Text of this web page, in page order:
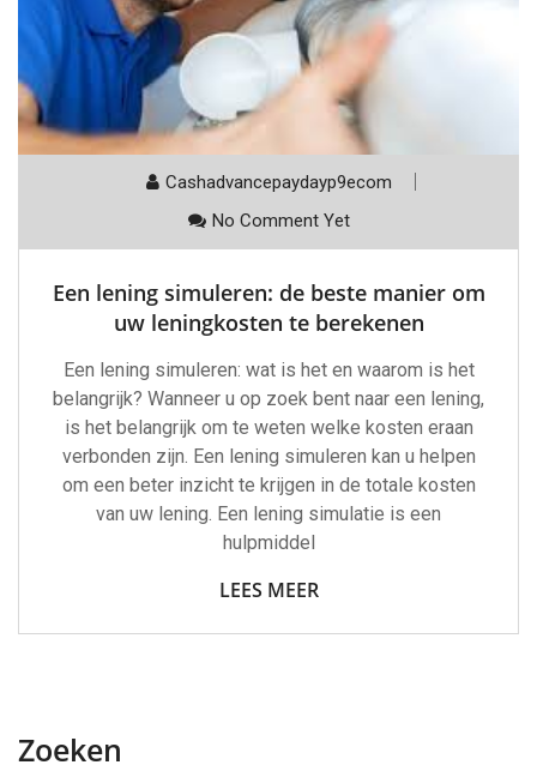
Cashadvancepaydayp9ecom
No Comment Yet
Een lening simuleren: de beste manier om
uw leningkosten te berekenen
Een lening simuleren: wat is het en waarom is het
belangrijk? Wanneer u op zoek bent naar een lening,
is het belangrijk om te weten welke kosten eraan
verbonden zijn. Een lening simuleren kan u helpen
om een beter inzicht te krijgen in de totale kosten
van uw lening. Een lening simulatie is een
hulpmiddel
LEES MEER
Zoeken